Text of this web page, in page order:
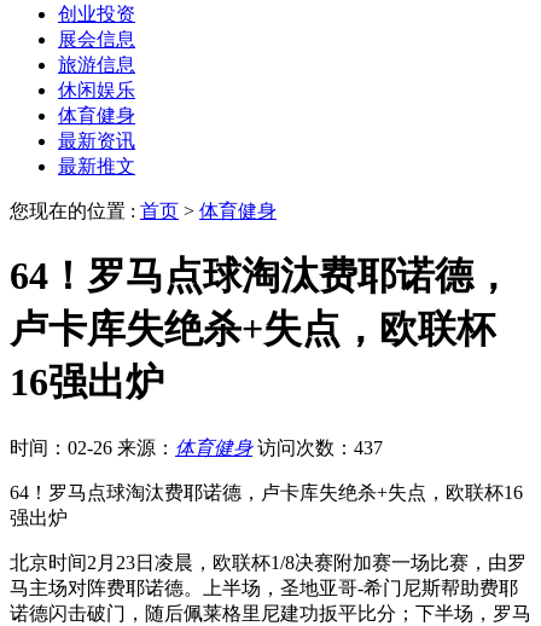
创业投资
展会信息
旅游信息
休闲娱乐
体育健身
最新资讯
最新推文
您现在的位置 : 首页 > 体育健身
64！罗马点球淘汰费耶诺德，
卢卡库失绝杀+失点，欧联杯
16强出炉
时间：02-26 来源： 体育健身 访问次数：437
64！罗马点球淘汰费耶诺德，卢卡库失绝杀+失点，欧联杯16
强出炉
北京时间2月23日凌晨，欧联杯1/8决赛附加赛一场比赛，由罗
马主场对阵费耶诺德。上半场，圣地亚哥-希门尼斯帮助费耶
诺德闪击破门，随后佩莱格里尼建功扳平比分；下半场，罗马